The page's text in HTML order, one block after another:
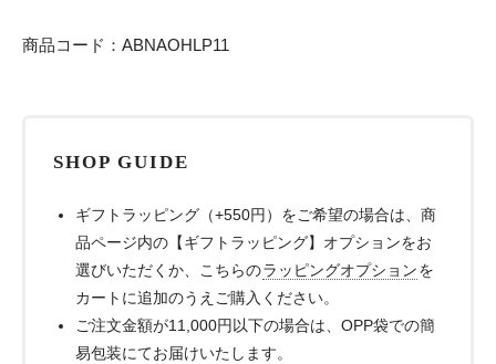
商品コード：ABNAOHLP11
SHOP GUIDE
ギフトラッピング（+550円）をご希望の場合は、商
品ページ内の【ギフトラッピング】オプションをお
選びいただくか、こちらのラッピングオプションを
カートに追加のうえご購入ください。
ご注文金額が11,000円以下の場合は、OPP袋での簡
易包装にてお届けいたします。